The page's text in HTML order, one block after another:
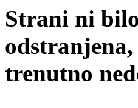
Strani ni
trenutno